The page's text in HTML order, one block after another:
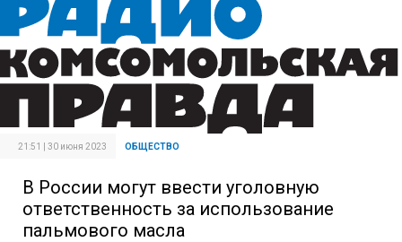
21:51 | 30 июня 2023 ОБЩЕСТВО
В России могут ввести уголовную
ответственность за использование
пальмового масла